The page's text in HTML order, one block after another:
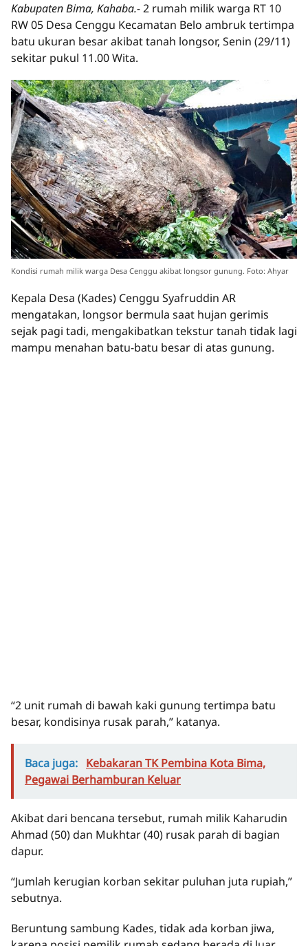
Kabupaten Bima, Kahaba.-2 rumah milik warga RT 10
RW 05 Desa Cenggu Kecamatan Belo ambruk tertimpa
batu ukuran besar akibat tanah longsor, Senin (29/11)
sekitar pukul 11.00 Wita.
Kondisi rumah milik warga Desa Cenggu akibat longsor gunung. Foto: Ahyar
Kepala Desa (Kades) Cenggu Syafruddin AR
mengatakan, longsor bermula saat hujan gerimis
sejak pagi tadi, mengakibatkan tekstur tanah tidak lagi
mampu menahan batu-batu besar di atas gunung.
“2 unit rumah di bawah kaki gunung tertimpa batu
besar, kondisinya rusak parah,” katanya.
Baca juga: Kebakaran TK Pembina Kota Bima,
Pegawai Berhamburan Keluar
Akibat dari bencana tersebut, rumah milik Kaharudin
Ahmad (50) dan Mukhtar (40) rusak parah di bagian
dapur.
“Jumlah kerugian korban sekitar puluhan juta rupiah,”
sebutnya.
Beruntung sambung Kades, tidak ada korban jiwa,